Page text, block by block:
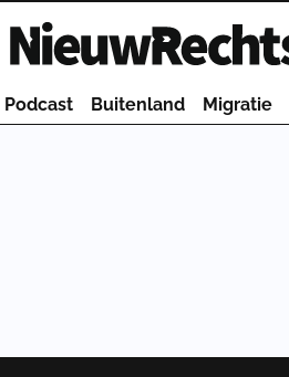
Homepage van NieuwRechts
Podcast Buitenland Migratie